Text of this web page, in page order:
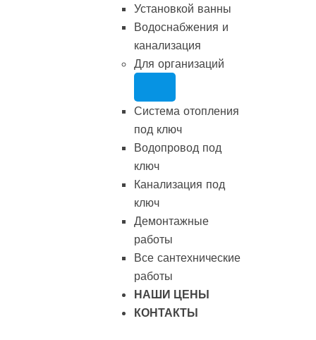
Установкой ванны
Водоснабжения и
канализация
Для организаций
Система отопления
под ключ
Водопровод под
ключ
Канализация под
ключ
Демонтажные
работы
Все сантехнические
работы
НАШИ ЦЕНЫ
КОНТАКТЫ